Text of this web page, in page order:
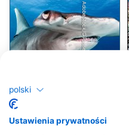
AdobeStock/G Russel Childress
polski
Ustawienia prywatności